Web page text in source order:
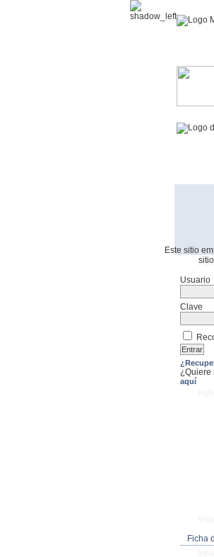
Este sitio
Usuario
Clave
¿Quiere
aquí
Ficha